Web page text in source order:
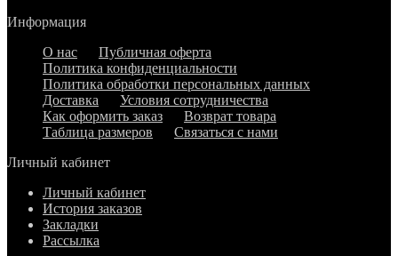
Информация
О нас
Публичная оферта
Политика конфиденциальности
Политика обработки персональных данных
Доставка
Условия сотрудничества
Как оформить заказ
Возврат товара
Таблица размеров
Связаться с нами
Личный кабинет
Личный кабинет
История заказов
Закладки
Рассылка